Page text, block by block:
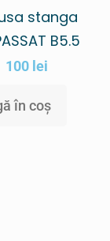
stanga
B5.5
100 lei
în coș